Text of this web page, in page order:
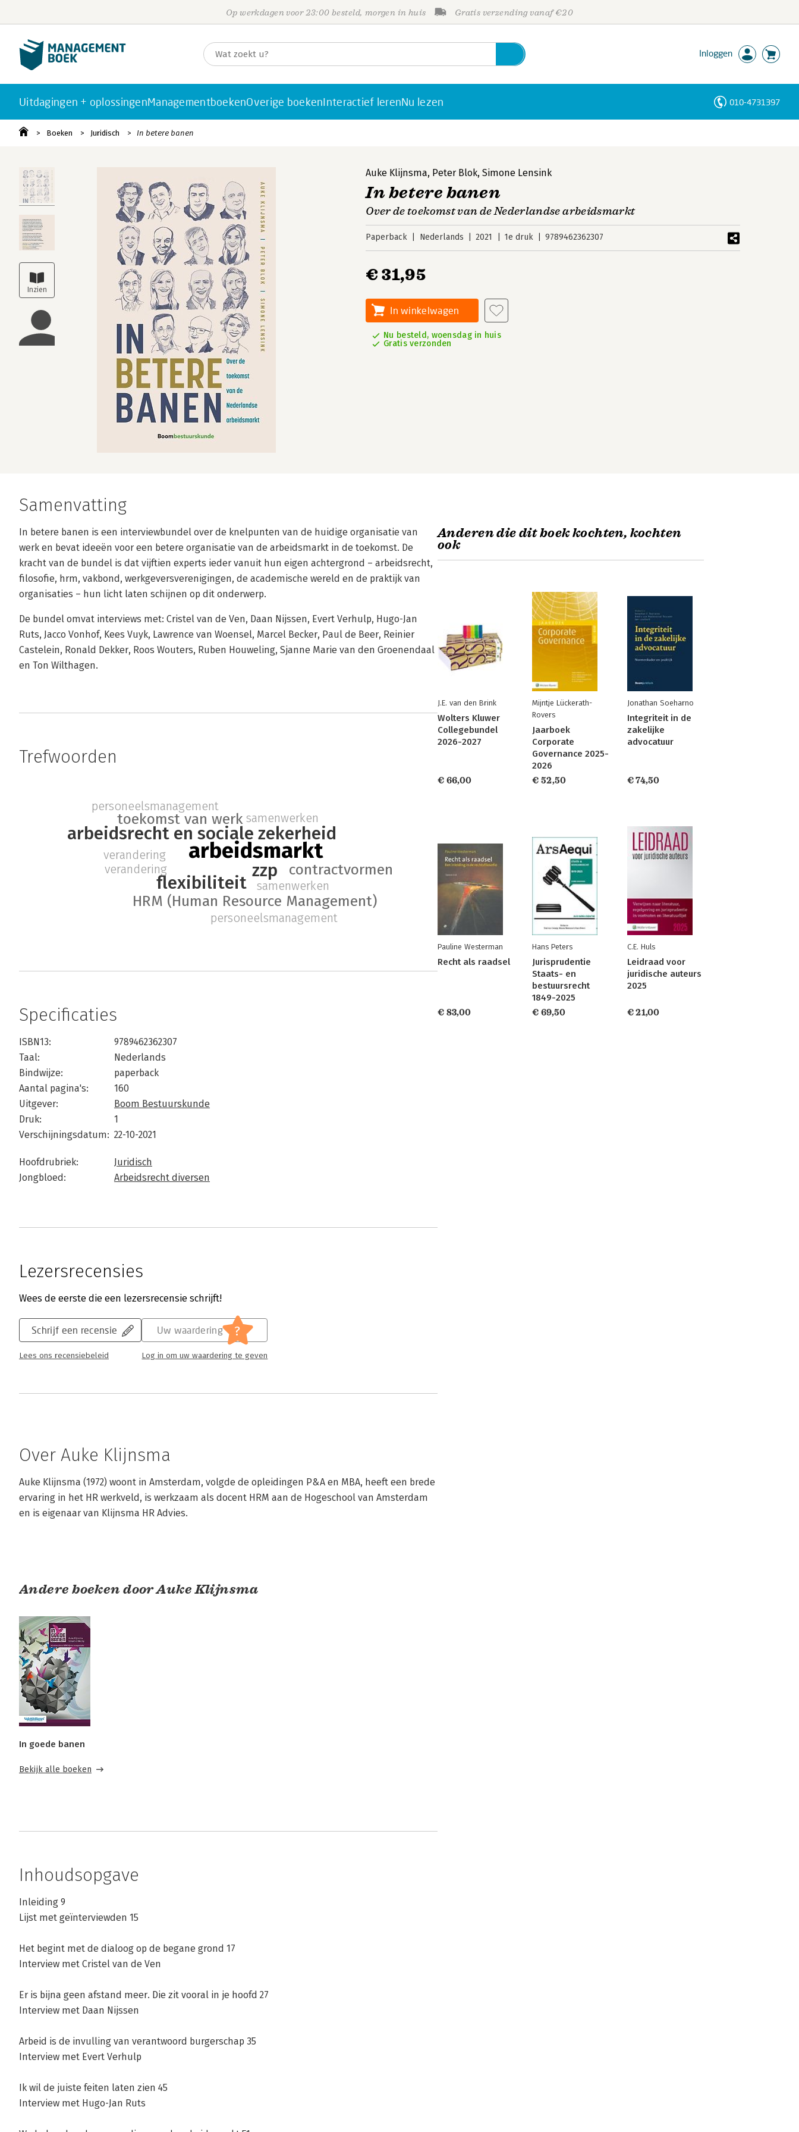
Op werkdagen voor 23:00 besteld, morgen in huis Gratis verzending vanaf €20
Inloggen
Uitdagingen + oplossingenManagementboekenOverige boekenInteractief lerenNu lezen 010-4731397
Boeken Juridisch In betere banen
Auke Klijnsma, Peter Blok,Simone Lensink
In betere banen
Over de toekomst van de Nederlandse arbeidsmarkt
Paperback Nederlands 2021 1e druk 9789462362307
€ 31,95
In winkelwagen
Nu besteld, woensdag in huis
Gratis verzonden
Samenvatting
In betere banen is een interviewbundel over de knelpunten van de huidige organisatie van
werk en bevat ideeën voor een betere organisatie van de arbeidsmarkt in de toekomst. De
kracht van de bundel is dat vijftien experts ieder vanuit hun eigen achtergrond – arbeidsrecht,
filosofie, hrm, vakbond, werkgeversverenigingen, de academische wereld en de praktijk van
organisaties – hun licht laten schijnen op dit onderwerp.
De bundel omvat interviews met: Cristel van de Ven, Daan Nijssen, Evert Verhulp, Hugo-Jan
Ruts, Jacco Vonhof, Kees Vuyk, Lawrence van Woensel, Marcel Becker, Paul de Beer, Reinier
Castelein, Ronald Dekker, Roos Wouters, Ruben Houweling, Sjanne Marie van den Groenendaal
en Ton Wilthagen.
Trefwoorden
arbeidsmarkt
zzp
flexibiliteit
arbeidsrecht en sociale zekerheid
HRM (Human Resource Management)
toekomst van werk
contractvormen
verandering
samenwerken
personeelsmanagement
verandering
samenwerken
personeelsmanagement
Specificaties
ISBN13:
9789462362307
Taal:
Nederlands
Bindwijze:
paperback
Aantal pagina's:
160
Uitgever:
Boom Bestuurskunde
Druk:
1
Verschijningsdatum: 22-10-2021
Hoofdrubriek:
Juridisch
Jongbloed:
Arbeidsrecht diversen
Lezersrecensies
Wees de eerste die een lezersrecensie schrijft!
Schrijf een recensie
Lees ons recensiebeleid
Uw waardering ?
Log in om uw waardering te geven
Over Auke Klijnsma
Auke Klijnsma (1972) woont in Amsterdam, volgde de opleidingen P&A en MBA, heeft een brede
ervaring in het HR werkveld, is werkzaam als docent HRM aan de Hogeschool van Amsterdam
en is eigenaar van Klijnsma HR Advies.
Andere boeken door Auke Klijnsma
In goede banen
Bekijk alle boeken
Inhoudsopgave
Inleiding 9
Lijst met geïnterviewden 15
Het begint met de dialoog op de begane grond 17
Interview met Cristel van de Ven
Er is bijna geen afstand meer. Die zit vooral in je hoofd 27
Interview met Daan Nijssen
Arbeid is de invulling van verantwoord burgerschap 35
Interview met Evert Verhulp
Ik wil de juiste feiten laten zien 45
Interview met Hugo-Jan Ruts
Anderen die dit boek kochten, kochten
ook
J.E. van den Brink
Wolters Kluwer
Collegebundel
2026-2027
€ 66,00
Mijntje Lückerath-
Rovers
Jaarboek
Corporate
Governance 2025-
2026
€ 52,50
Jonathan Soeharno
Integriteit in de
zakelijke
advocatuur
€ 74,50
Pauline Westerman
Recht als raadsel
€ 83,00
Hans Peters
Jurisprudentie
Staats- en
bestuursrecht
1849-2025
€ 69,50
C.E. Huls
Leidraad voor
juridische auteurs
2025
€ 21,00
Personen